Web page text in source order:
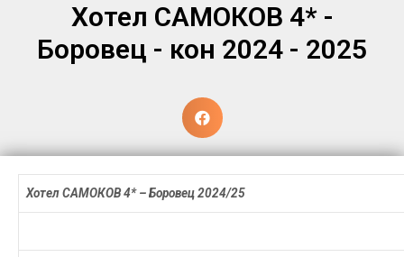
Хотел САМОКОВ 4* -
Боровец - кон 2024 - 2025
Хотел САМОКОВ 4* – Боровец2024/25